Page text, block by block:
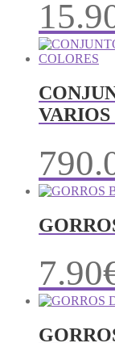
7.90